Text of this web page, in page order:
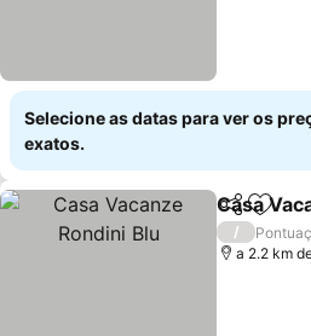
Selecione as datas para ver os
exatos.
Partilhar
Casa
/
a 2.2 km